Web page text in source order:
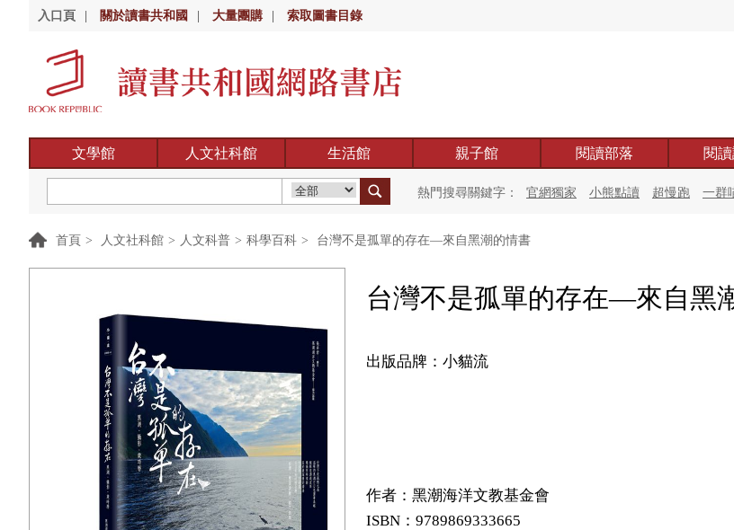
入口頁 關於讀書共和國 大量團購 索取圖書目錄
文學館 人文社科館 生活館 親子館 閱讀部落 閱
熱門搜尋關鍵字： 官網獨家 小熊點讀 超慢跑 一群
首頁 > 人文社科館 > 人文科普 > 科學百科 > 台灣不是孤單的存在—來自黑潮的情書
台灣不是孤單的存在—來自黑
出版品牌：小貓流
作者： 黑潮海洋文教基金會
ISBN：9789869333665